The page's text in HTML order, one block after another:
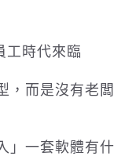
工時代來臨
，而是沒有老闆
」一套軟體有什